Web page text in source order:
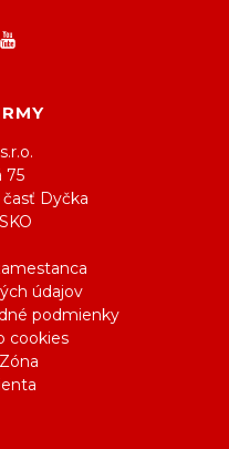
75
časť Dyčka
údajov
podmienky
cookies